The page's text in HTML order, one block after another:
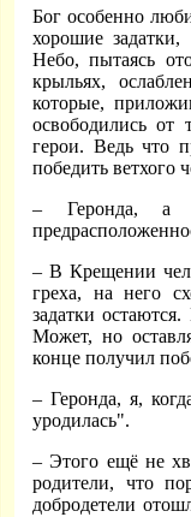
Бог особенно
хорошие
Небо, пытаясь
крыльях,
которые,
освободились от
герои. Ведь что
победить ветхого
– Геронда, а
– В Крещении
греха, на него
задатки
Может, но
конце получил
– Геронда, я,
уродилась".
– Этого ещё не
родители, что
добродетели